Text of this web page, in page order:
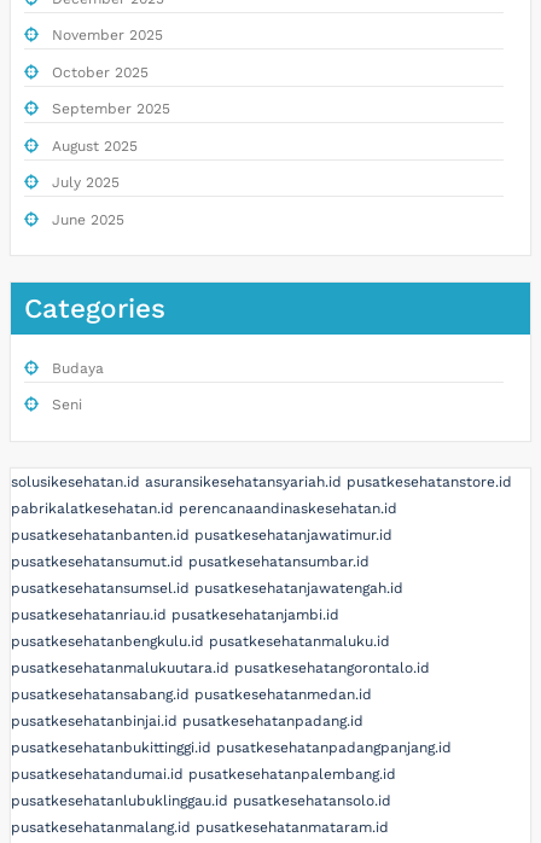
November 2025
October 2025
September 2025
August 2025
July 2025
June 2025
Categories
Budaya
Seni
solusikesehatan.id asuransikesehatansyariah.id pusatkesehatanstore.id
pabrikalatkesehatan.id perencanaandinaskesehatan.id
pusatkesehatanbanten.id pusatkesehatanjawatimur.id
pusatkesehatansumut.id pusatkesehatansumbar.id
pusatkesehatansumsel.id pusatkesehatanjawatengah.id
pusatkesehatanriau.id pusatkesehatanjambi.id
pusatkesehatanbengkulu.id pusatkesehatanmaluku.id
pusatkesehatanmalukuutara.id pusatkesehatangorontalo.id
pusatkesehatansabang.id pusatkesehatanmedan.id
pusatkesehatanbinjai.id pusatkesehatanpadang.id
pusatkesehatanbukittinggi.id pusatkesehatanpadangpanjang.id
pusatkesehatandumai.id pusatkesehatanpalembang.id
pusatkesehatanlubuklinggau.id pusatkesehatansolo.id
pusatkesehatanmalang.id pusatkesehatanmataram.id